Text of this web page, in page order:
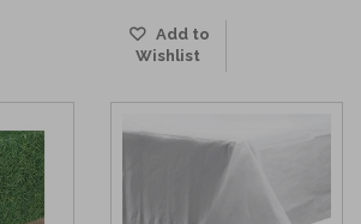
Add to
Wishlist